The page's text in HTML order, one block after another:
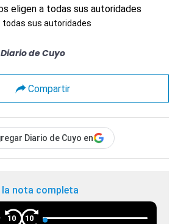
todas sus autoridades
de Cuyo
Compartir
Diario de Cuyo en
la nota completa
10 10